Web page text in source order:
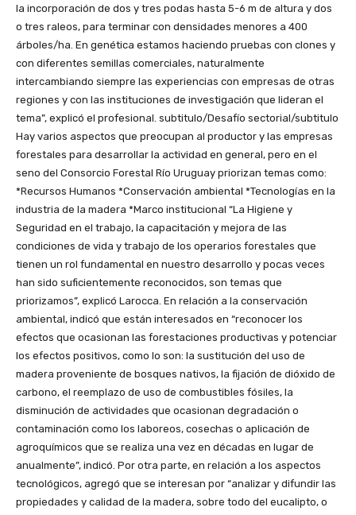
la incorporación de dos y tres podas hasta 5-6 m de altura y dos
o tres raleos, para terminar con densidades menores a 400
árboles/ha. En genética estamos haciendo pruebas con clones y
con diferentes semillas comerciales, naturalmente
intercambiando siempre las experiencias con empresas de otras
regiones y con las instituciones de investigación que lideran el
tema”, explicó el profesional. subtitulo/Desafío sectorial/subtitulo
Hay varios aspectos que preocupan al productor y las empresas
forestales para desarrollar la actividad en general, pero en el
seno del Consorcio Forestal Río Uruguay priorizan temas como:
*Recursos Humanos *Conservación ambiental *Tecnologías en la
industria de la madera *Marco institucional “La Higiene y
Seguridad en el trabajo, la capacitación y mejora de las
condiciones de vida y trabajo de los operarios forestales que
tienen un rol fundamental en nuestro desarrollo y pocas veces
han sido suficientemente reconocidos, son temas que
priorizamos”, explicó Larocca. En relación a la conservación
ambiental, indicó que están interesados en “reconocer los
efectos que ocasionan las forestaciones productivas y potenciar
los efectos positivos, como lo son: la sustitución del uso de
madera proveniente de bosques nativos, la fijación de dióxido de
carbono, el reemplazo de uso de combustibles fósiles, la
disminución de actividades que ocasionan degradación o
contaminación como los laboreos, cosechas o aplicación de
agroquímicos que se realiza una vez en décadas en lugar de
anualmente”, indicó. Por otra parte, en relación a los aspectos
tecnológicos, agregó que se interesan por “analizar y difundir las
propiedades y calidad de la madera, sobre todo del eucalipto, o